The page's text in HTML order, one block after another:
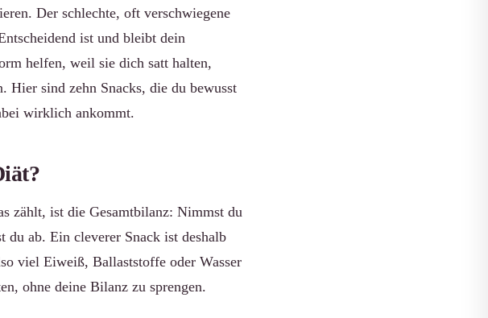
Der schlechte, oft verschwiegene
ist und bleibt dein
helfen, weil sie dich satt halten,
Hier sind zehn Snacks, die du bewusst
wirklich ankommt.
zählt, ist die Gesamtbilanz: Nimmst du
du ab. Ein cleverer Snack ist deshalb
viel Eiweiß, Ballaststoffe oder Wasser
ohne deine Bilanz zu sprengen.